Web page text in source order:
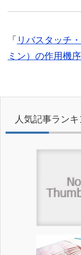
「 リバスタッチ
ミン）の作用機
人気記事ラン